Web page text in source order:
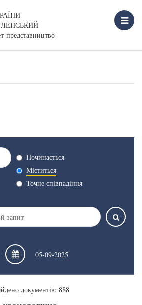
представництво
Починається
Міститься
Точне співпадіння
документів: 888